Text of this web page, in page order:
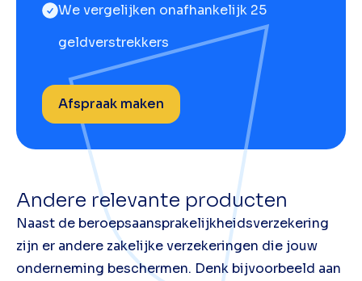
We vergelijken onafhankelijk 25
geldverstrekkers
Afspraak maken
Andere relevante producten
Naast de beroepsaansprakelijkheidsverzekering
zijn er andere zakelijke verzekeringen die jouw
onderneming beschermen. Denk bijvoorbeeld aan